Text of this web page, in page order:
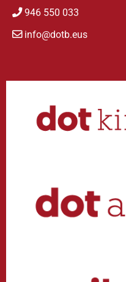
946 550 033
info@dotb.eus